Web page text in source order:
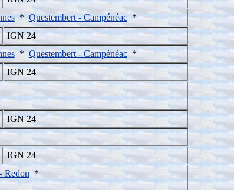
* Questembert - Campénéac*
IGN 24
*Questembert - Campénéac*
IGN 24
IGN 24
IGN 24
Redon *